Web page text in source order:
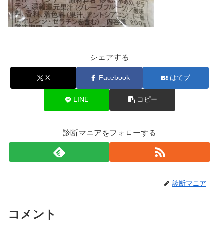
シェアする
X Facebook はてブ
LINE コピー
診断マニアをフォローする
診断マニア
コメント